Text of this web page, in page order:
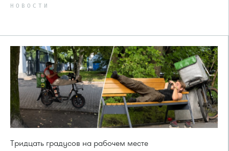
НОВОСТИ
Тридцать градусов на рабочем месте